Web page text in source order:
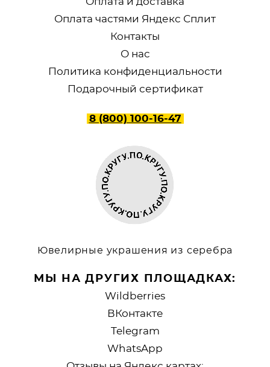
Оплата частями Яндекс Сплит
Контакты
О нас
Политика конфиденциальности
Подарочный сертификат
8 (800) 100-16-47
Ювелирные украшения из серебра
МЫ НА ДРУГИХ ПЛОЩАДКАХ:
Wildberries
ВКонтакте
Telegram
WhatsApp